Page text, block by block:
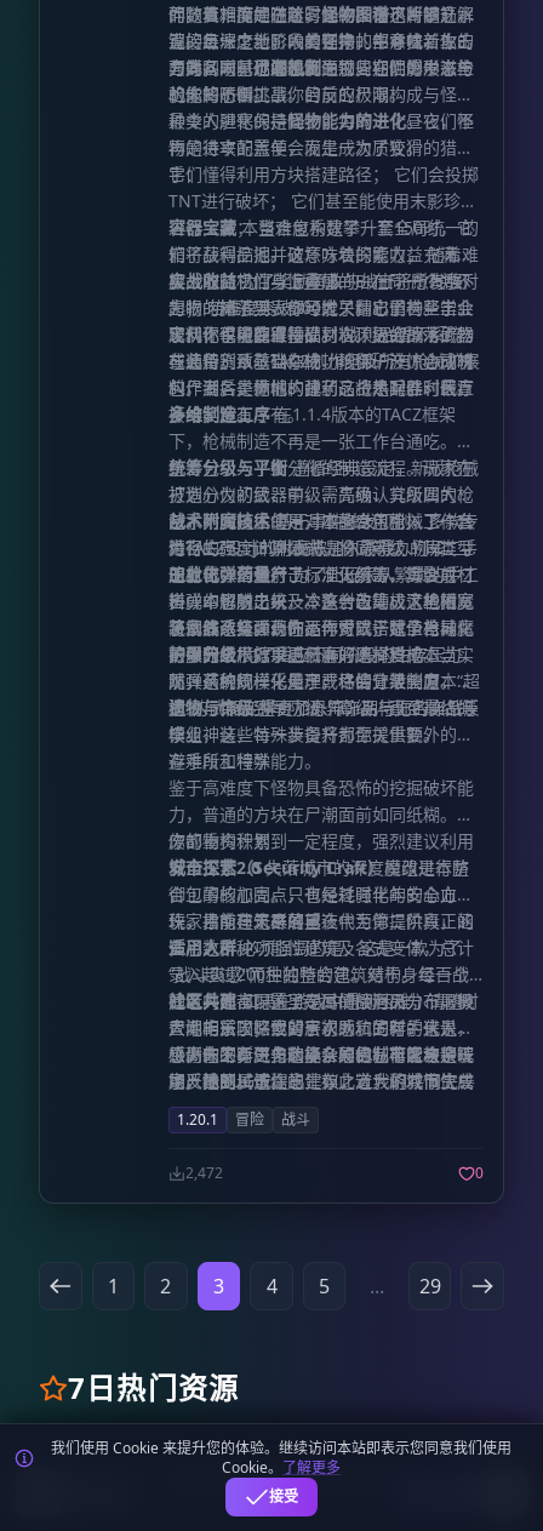
木下时误触洞穴模式。 * **路径点系统
**。支持创建几乎无限数量的路径点。若
拥有传送指令权限，可直接传送至路径
点。这些标记将在游戏世界内渲染并在小
地图上高亮。你可以隐藏全部或特定的路
径点。按 **B** 键创建新路径点，按
**U** 键列出所有路径点。在列表中，你
可以管理单点或多点，进行排序，或查看
其他子世界/维度的路径点。 * **局部与
全局路径点机制。** 为了避免屏幕杂乱，
你可以创建受“最大绘制距离”限制的局部
路径点。这允许你为大区域设置一个全局
路径点，而在区域内部设置多个局部路径
点。当你超出绘制距离时，仅全局路径点
可见。 * **路径点集管理。** 你可以通
过将路径点归类到不同的“集”中来组织它
们，并通过按键快速切换当前的路径点
集。**所有按键绑定均在原版控制菜单
中。** * **路径点分享功能。** 你可以
在游戏聊天栏中与服务器上的其他玩家分
享你的路径点，此操作在路径点列表（按
U）中进行。 * **死亡标记**。每次角色
死亡时，系统会自动在死亡地点创建一个
**骷髅形状的路径点**。旧的死亡点会自
动转换为普通路径点，如果不希望保留，
可以通过“保留旧死亡点”设置将其禁用。 *
支持显示来自 **Open Parties and
Claims** 模组的区块声明和盟友玩家。 *
可切换的 **区块网格**。网格线将清晰标
示区块的起始与结束位置。 * 可切换的 **
史莱姆区块** 模式。能够生成史莱姆的区
块将覆盖绿色显示。 * **自定义光照覆盖
层**。你可以设置一个光照覆盖层，用自
定义颜色标记特定光照范围内的方块（默
认为 0 到 7）。此功能本来用于寻找怪物
生成的温床，但你也可以将其用于任何用
途。 * 多人游戏中的多世界检测。若在服
务端同时也安装了本模组，每个服务器世
界不仅会有独立的世界地图，还将拥有独
立的路径点“子世界”。若未能安装服务端
模组，则会采用基于世界出生点的可靠性
较低的分离方案。如果服务器只有一个“单
一世界”，建议关闭多世界检测。此选项位
面。 * **生物雷达**：在地图上将 **生
显示为 **图标/头像**。请查阅 **“实体
雷达”** 设置。 * **玩家雷达**：在地图
请查阅 **“实体雷达”** 设置。 * **物品
雷达**：在地图上将 **掉落物** 显示为
**红色圆点**。请查阅 **“实体雷达”**
设置。 * 显示所有 **其他实体**（如箭
矢和物品展示框）为 **紫色圆点**，且支
持在设置中禁用特定类型的实体。请查阅
而，真相掩埋在迷雾之中。在这片钢筋水
泥的废墟之上，人类在挣扎中寻找新生的
方向，同时也必须直面那些在阴影中滋生
的未知恐惧。
的数值，而是随着时间的推移不断攀升，
直接且深度地影响着怪物的生命值、攻击
力等各项基础属性。
伴随着难度的进阶，怪物图谱也将随之解
锁。每一个新阶段的到来，都意味着你将
面对从未见过的恐怖生物，它们的形态与
机能将不断挑战你的反应极限。
与此同时，尸潮机制通过周期性爆发来检
验你的防御工事。目前的尸潮构成与怪物
种类的进化保持同步，每隔十个昼夜，怪
物的进攻配置便会发生一次质变。
最令人胆寒的是怪物能力的进化。它们不
再是待宰的羔羊，而是成为了狡猾的猎
手：
它们懂得利用方块搭建路径； 它们会投掷
TNT进行破坏； 它们甚至能使用末影珍珠
进行突袭； 当难度系数攀升至150时，它
们将获得挖掘并破坏方块的能力； 随着难
度上涨，它们身上叠加的BUFF将愈发强
力； 若难度突破300大关，它们甚至学会
了从你手中窃取物品。 战利品循环系统
容器宝藏本整合包构建了一套全局统一的
箱子战利品池。这意味着探索收益充满了
极大的随机性与惊喜感——在同一个并不
起眼的箱子里，你可能只翻出了一些工业
废料，也可能直接摸到次顶级的战术武器
或装备。从基础杂物、珍稀矿产、合成材
料，到各类枪械、弹药、战术配件、医疗
补给，应有尽有。
实战收益为了奖励勇敢的战士，所有敌对
生物的掉落列表都经过了精心重构。击杀
它们不仅能获得基础材料，更会掉落矿物
与通用货币。当你成功抵御一波惊心动魄
的尸潮后，满地的战利品将是对胜利最直
接的奖赏。
现代化军械库
在此特别致敬TACZ制作组及所有枪械扩展
包作者，是你们构建了这个热兵器时代。
多维制造工序在1.1.4版本的TACZ框架
下，枪械制造不再是一张工作台通吃。本
整合包引入了细分化的制造流程。玩家在
打造心仪的武器前，需先确认其所属的枪
包系列，随后使用对应的专用枪械工作台
进行生产。JEI列表将是你最得力的军工手
册。
统筹分级与平衡遵循经典设定，新版枪械
被划分为初级、中级、高级、究级四大梯
队。不同以往的是，本整合包引入了一套
精密的强度计算公式，将同等级、同类型
的枪械数值进行了标准化统筹，其合成材
料成本也随之统一。这一改动极大地拓宽
了武器选择面，你不再受限于数值差异，
可以完全根据手感和喜好选择爱枪。当
然，这种统一化处理或许会让某些原本“超
模”的武器变得更加恐怖，期待你的实战反
馈。
战术附魔技术基于事件触发机制，多款专
为TACZ设计的附魔被加入游戏。例如：减
速射击、增强射击、湮灭射击、爆裂射
击、幻影射击以及冷冻射击等。这些附魔
将彻底改变弹药的运作方式，赋予枪械魔
法般的战术效果。
工业化弹药量产为了让玩家从繁琐的手工
搓弹中解脱出来，本整合包集成了机械手
流水线系统。现在，你可以搭建全自动化
的弹药工厂，以更低廉的原材料成本，实
现弹药的规模化量产，尽情宣泄火力。
装备体系与珍奇饰品
护甲分级为了适应不同阶段的生存压力，
防具系统同样采用了严格的分级制度：从
初级、中级到军队级、高级，直至最终的
毕业神装，每一步提升都至关重要。
遗物与饰品整合了奇异饰品与无名饰品等
模组，这些特殊装备将为你提供额外的生
存手段和特殊能力。
避难所工程学
鉴于高难度下怪物具备恐怖的挖掘破坏能
力，普通的方块在尸潮面前如同纸糊。当
你的物资积累到一定程度，强烈建议利用
安全工艺（Security Craft）模组进行防
御工事的加固。只有经过强化的安全方
块，才能在无尽的黑夜中为你提供真正的
安心之所。
废都重构计划
城市探索2.0失落城市的深度魔改是本整
合包的核心亮点，也是耗时半年的心血之
作。目前建筑群落已迭代至第二阶段，涵
盖了数十种功能性建筑及各式变体，总计
录入超过200种独特的建筑结构。每一个
建筑内部都配置了专属的战利品分布，极
大地丰富了探索的层次感和生存的代入
感。未来，更多功能各异的城市区块将被
加入地图。请注意，如此宏大的城市生成
可能会对硬件性能造成一定压力，请谨慎
探索。
玩家指南与未来展望
适用人群必须强调的是，这是一款为了
“战斗爽感”而生的整合包。对于身经百战
的老兵而言，这里是尽情倾泻火力、屠戮
尸潮的乐园；但对于初入坑的新手来说，
极高的生存压力和复杂的机制可能会是一
场严酷的试炼。
社区共建如果在游戏中遇到困难，请随时
查阅相关攻略或留言求助。同时，这是一
个仍在不断进化的小众项目，非常欢迎玩
家反馈BUG或提出建议，让我们共同完善
这个废土世界。
感谢你的勇气与选择，愿你在枪火与余晖
中，找到属于你的生存之道！游戏愉快！
1.20.1 冒险 战斗
2,472 0
1 2 3 4 5 ... 29
7日热门资源
JAVA版
麦块迷APP - 在这里总会找到你喜欢的MC基
我们使用 Cookie 来提升您的体验。继续访问本站即表示您同意我们使用
Cookie。 了解更多
接受